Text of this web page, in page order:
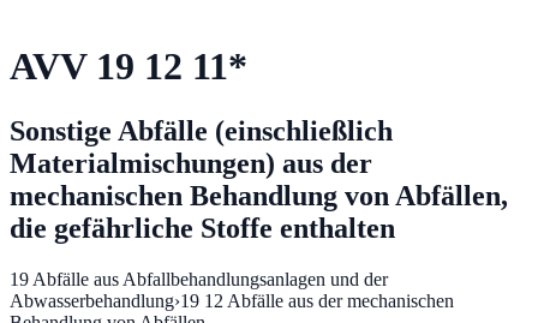
AVV 19 12 11*
Sonstige Abfälle (einschließlich
Materialmischungen) aus der
mechanischen Behandlung von Abfällen,
die gefährliche Stoffe enthalten
19 Abfälle aus Abfallbehandlungsanlagen und der
Abwasserbehandlung›19 12 Abfälle aus der mechanischen